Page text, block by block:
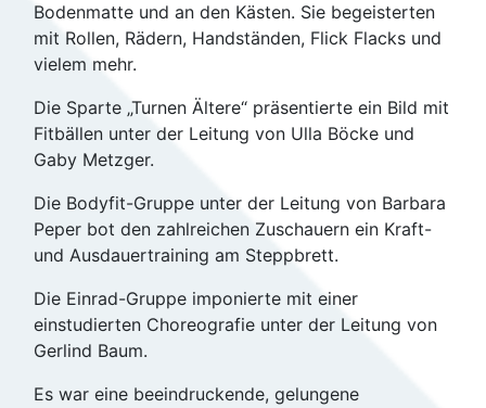
Bodenmatte und an den Kästen. Sie begeisterten
mit Rollen, Rädern, Handständen, Flick Flacks und
vielem mehr.
Die Sparte „Turnen Ältere“ präsentierte ein Bild mit
Fitbällen unter der Leitung von Ulla Böcke und
Gaby Metzger.
Die Bodyfit-Gruppe unter der Leitung von Barbara
Peper bot den zahlreichen Zuschauern ein Kraft-
und Ausdauertraining am Steppbrett.
Die Einrad-Gruppe imponierte mit einer
einstudierten Choreografie unter der Leitung von
Gerlind Baum.
Es war eine beeindruckende, gelungene